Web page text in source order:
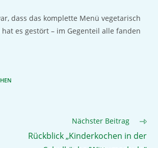
dass das komplette Menü vegetarisch
es gestört – im Gegenteil alle fanden
Nächster Beitrag
Rückblick „Kinderkochen in der